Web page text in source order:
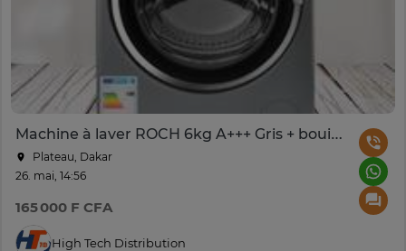
Machine à laver ROCH 6kg A+++ Gris + bouilloire offert
Plateau, Dakar
26. mai, 14:56
165 000 F CFA
High Tech Distribution